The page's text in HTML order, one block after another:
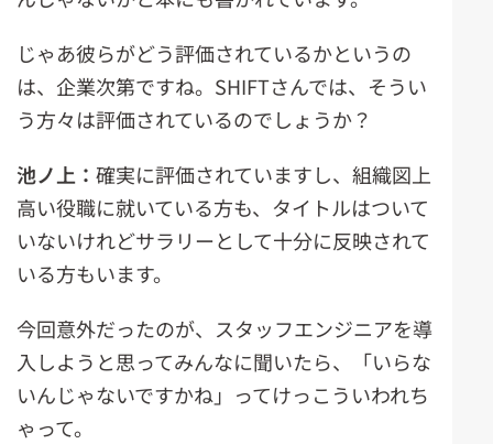
じゃあ彼らがどう評価されているかというの
は、企業次第ですね。SHIFTさんでは、そうい
う方々は評価されているのでしょうか？
池ノ上： 確実に評価されていますし、組織図上
高い役職に就いている方も、タイトルはついて
いないけれどサラリーとして十分に反映されて
いる方もいます。
今回意外だったのが、スタッフエンジニアを導
入しようと思ってみんなに聞いたら、「いらな
いんじゃないですかね」ってけっこういわれち
ゃって。